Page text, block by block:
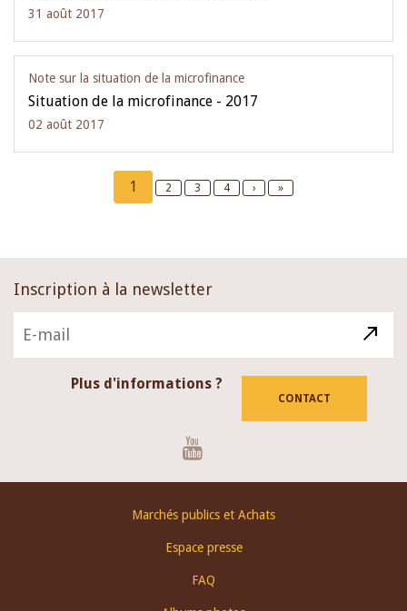
31 août 2017
Note sur la situation de la microfinance
Situation de la microfinance - 2017
02 août 2017
Current
page
1 Page
2 Page
3 Page
4
Next
›
Last
»
Inscription à la newsletter
Plus d'informations ?
CONTACT
Marchés publics et Achats
Espace presse
FAQ